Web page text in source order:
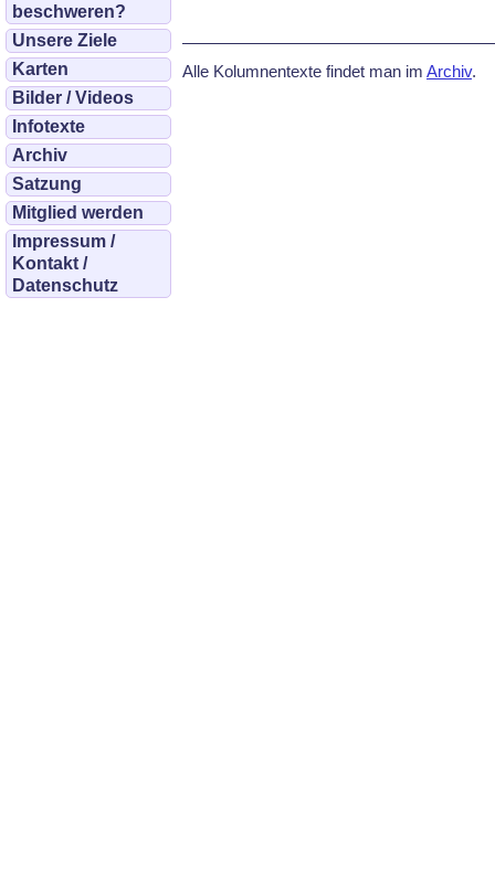
beschweren?
Unsere Ziele
Karten
Bilder / Videos
Infotexte
Archiv
Satzung
Mitglied werden
Impressum /
Kontakt /
Datenschutz
Alle Kolumnentexte findet man im Archiv.